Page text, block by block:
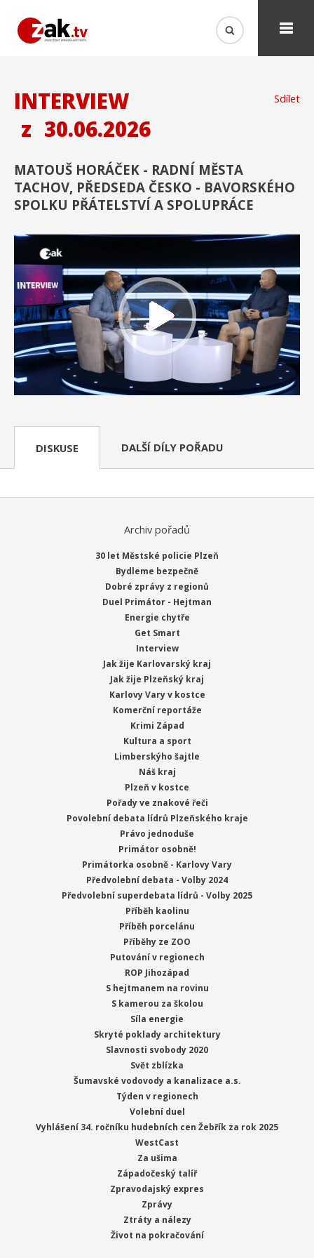
Sdílet
INTERVIEW
z 30.06.2026
MATOUŠ HORÁČEK - RADNÍ MĚSTA
TACHOV, PŘEDSEDA ČESKO - BAVORSKÉHO
SPOLKU PŘÁTELSTVÍ A SPOLUPRÁCE
DISKUSE DALŠÍ DÍLY POŘADU
Archiv pořadů
30 let Městské policie Plzeň
Bydleme bezpečně
Dobré zprávy z regionů
Duel Primátor - Hejtman
Energie chytře
Get Smart
Interview
Jak žije Karlovarský kraj
Jak žije Plzeňský kraj
Karlovy Vary v kostce
Komerční reportáže
Krimi Západ
Kultura a sport
Limberskýho šajtle
Náš kraj
Plzeň v kostce
Pořady ve znakové řeči
Povolební debata lídrů Plzeňského kraje
Právo jednoduše
Primátor osobně!
Primátorka osobně - Karlovy Vary
Předvolební debata - Volby 2024
Předvolební superdebata lídrů - Volby 2025
Příběh kaolinu
Příběh porcelánu
Příběhy ze ZOO
Putování v regionech
ROP Jihozápad
S hejtmanem na rovinu
S kamerou za školou
Síla energie
Skryté poklady architektury
Slavnosti svobody 2020
Svět zblízka
Šumavské vodovody a kanalizace a.s.
Týden v regionech
Volební duel
Vyhlášení 34. ročníku hudebních cen Žebřík za rok 2025
WestCast
Za ušima
Západočeský talíř
Zpravodajský expres
Zprávy
Ztráty a nálezy
Život na pokračování